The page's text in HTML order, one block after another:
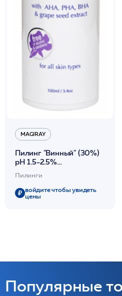
MAGIRAY
Пилинг "Винный" (30%)
рН 1.5-2.5%
поверхностно-
срединный пилинг для
всех типов кожи 100 мл
/Magiray*
Пилинги
войдите чтобы увидеть
цены
Популярные